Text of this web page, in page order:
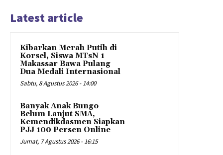
Latest article
Kibarkan Merah Putih di
Korsel, Siswa MTsN 1
Makassar Bawa Pulang
Dua Medali Internasional
Sabtu, 8 Agustus 2026 - 14:00
Banyak Anak Bungo
Belum Lanjut SMA,
Kemendikdasmen Siapkan
PJJ 100 Persen Online
Jumat, 7 Agustus 2026 - 16:15